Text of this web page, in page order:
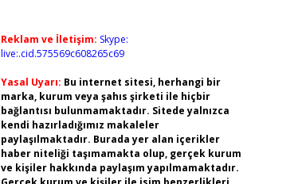
Reklam ve İletişim: Skype:
live:.cid.575569c608265c69
Yasal Uyarı: Bu internet sitesi, herhangi bir
marka, kurum veya şahıs şirketi ile hiçbir
bağlantısı bulunmamaktadır. Sitede yalnızca
kendi hazırladığımız makaleler
paylaşılmaktadır. Burada yer alan içerikler
haber niteliği taşımamakta olup, gerçek kurum
ve kişiler hakkında paylaşım yapılmamaktadır.